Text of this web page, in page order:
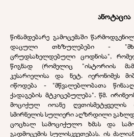
ანოტაცია
წინამდებარე გამოცემაში
დაცული თხზულებები -
ცრუდსახელდებული ცოდნისა",
წიგნად (რომელიც "ისტორიის
კესარიელისა და ნეტ. იერონიმეს
იწოდება - "მწვალებლობათა
ქადაგების მტკიცებულება". წმ.
მოციქულ იოანე ღვთისმეტყველის
სმირნელის სულიერი აღზრდილი
ცოცხალ სამოციქულო ხმას და
გადმოცემის სულისკვეთებას. ის